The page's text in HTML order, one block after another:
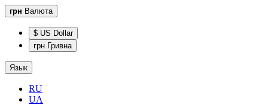
грн Валюта
$ US Dollar
грн Гривна
Язык
RU
UA